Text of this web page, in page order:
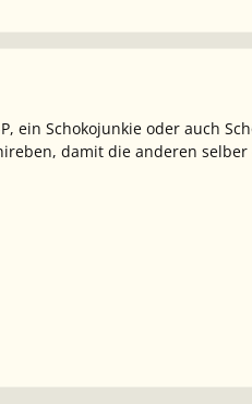
ein Schokojunkie oder auch
damit die anderen